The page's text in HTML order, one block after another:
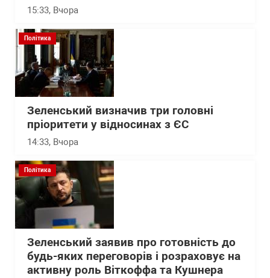
15:33, Вчора
Політика
Зеленський визначив три головні
пріоритети у відносинах з ЄС
14:33, Вчора
Політика
Зеленський заявив про готовність до
будь-яких переговорів і розраховує на
активну роль Віткоффа та Кушнера